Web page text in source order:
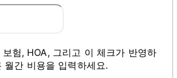
험, HOA, 그리고 이 체크가 반영하
월간 비용을 입력하세요.